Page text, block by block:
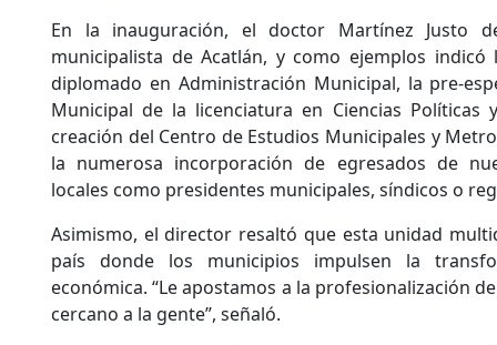
En la inauguración, el doctor Martínez Justo
municipalista de Acatlán, y como ejemplos
diplomado en Administración Municipal, la pre-
Municipal de la licenciatura en Ciencias Políticas
creación del Centro de Estudios Municipales y
la numerosa incorporación de egresados de
locales como presidentes municipales, síndicos o
Asimismo, el director resaltó que esta unidad
país donde los municipios impulsen la
económica. “Le apostamos a la profesionalización
cercano a la gente”, señaló.